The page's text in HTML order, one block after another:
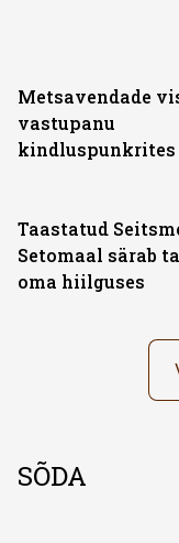
Metsavendade
vastupanu
kindluspunkrites
Taastatud
Setomaal särab
oma hiilguses
SÕDA